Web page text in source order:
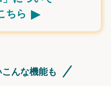
ちら ▸
んな機能も